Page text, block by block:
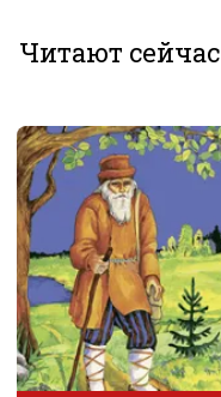
Читают сейчас